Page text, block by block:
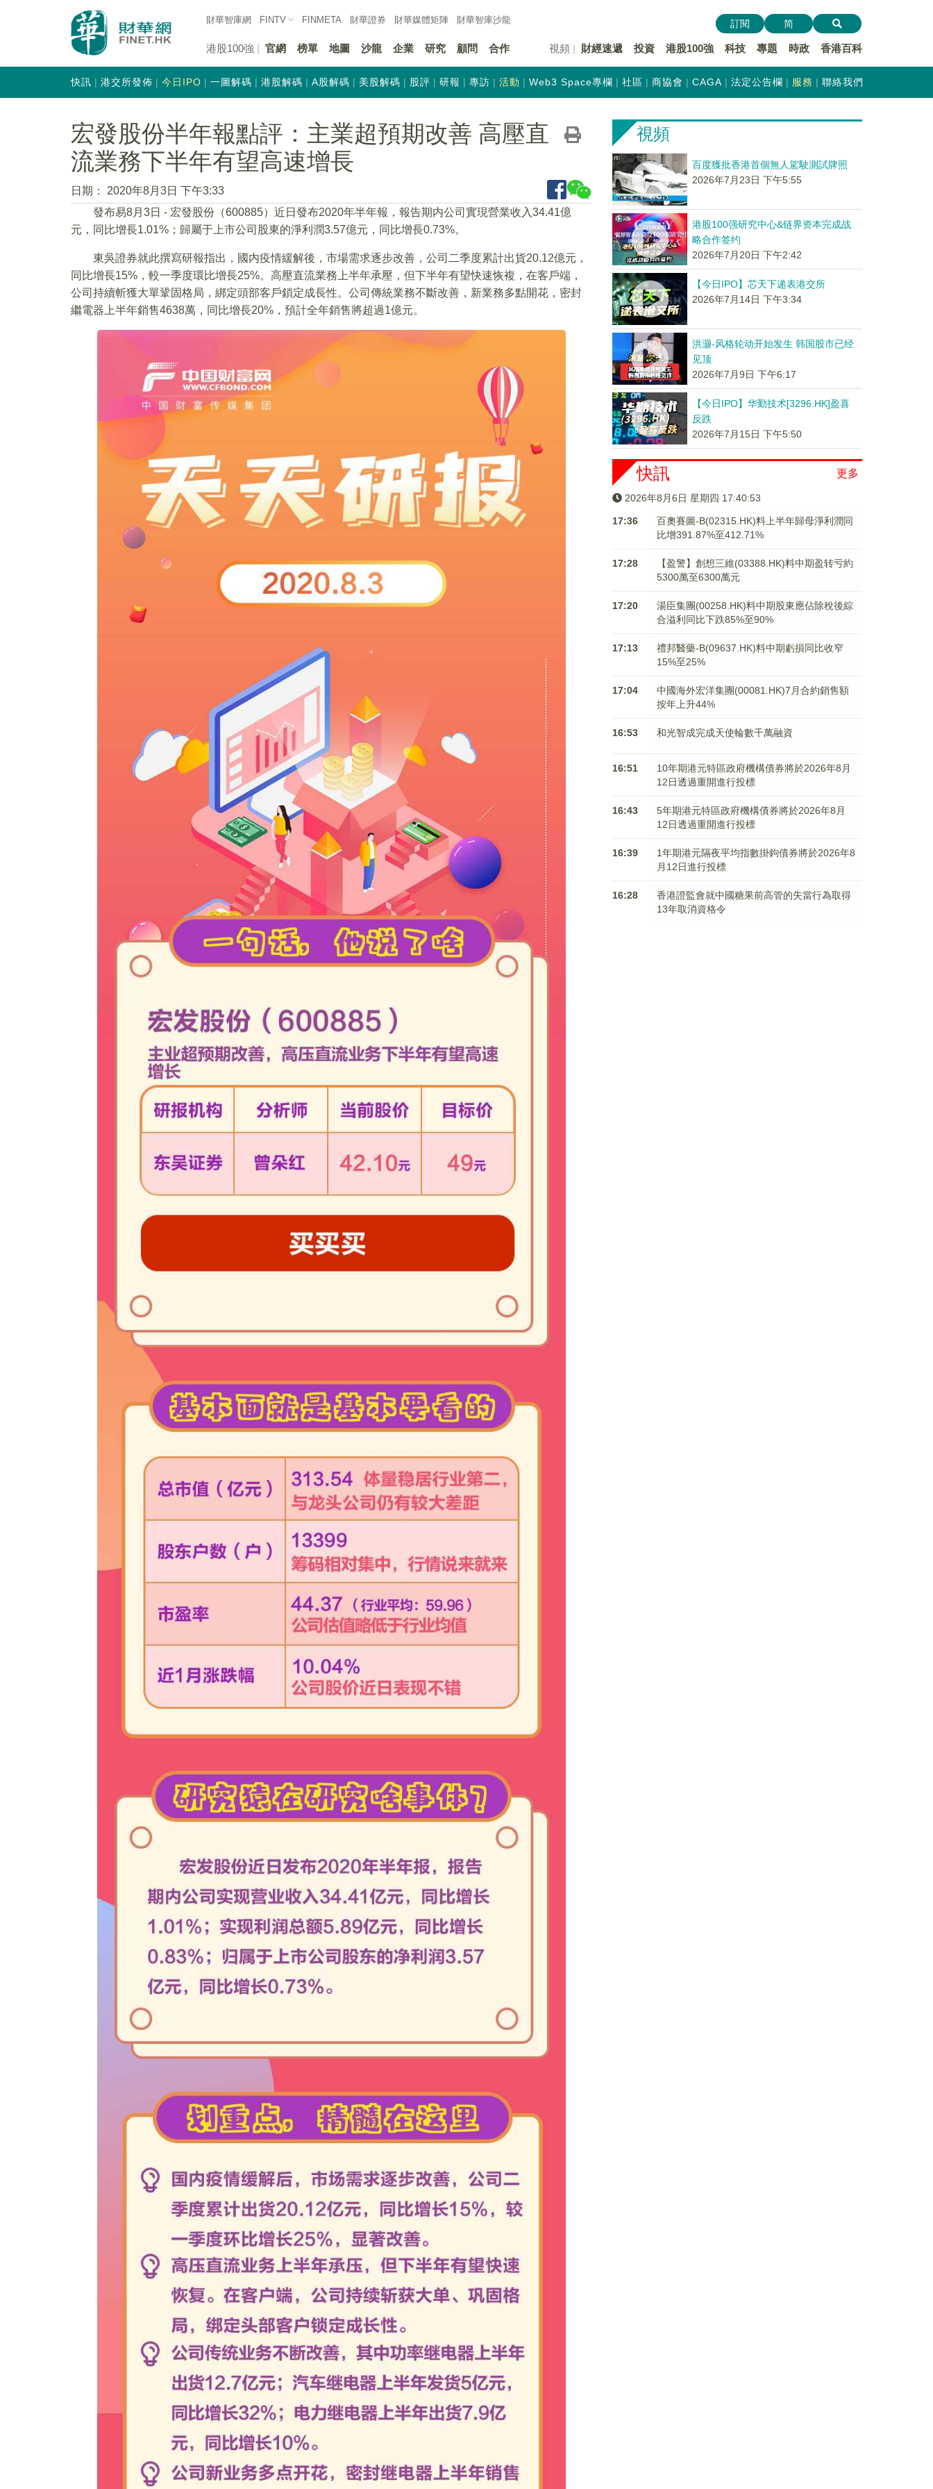
財華智庫網 FINTV FINMETA 財華證券 財華媒體矩陣 財華智庫沙龍
港股100強 官網 榜單 地圖 沙龍 企業 研究 顧問 合作 視頻 財經速遞 投資 港股100強 科技 專題 時政 香港百科
訂閱 简
快訊 港交所發佈 今日IPO 一圖解碼 港股解碼 A股解碼 美股解碼 股評 研報 專訪 活動 Web3 Space專欄 社區 商協會 CAGA 法定公告欄 服務 聯絡我們
宏發股份半年報點評：主業超預期改善 高壓直
流業務下半年有望高速增長
日期：
2020年8月3日 下午3:33
發布易8月3日 - 宏發股份（600885）近日發布2020年半年報，報告期内公司實現營業收入34.41億
元，同比增長1.01%；歸屬于上市公司股東的淨利潤3.57億元，同比增長0.73%。
東吳證券就此撰寫研報指出，國内疫情緩解後，市場需求逐步改善，公司二季度累計出貨20.12億元，
同比增長15%，較一季度環比增長25%。高壓直流業務上半年承壓，但下半年有望快速恢複，在客戶端，
公司持續斬獲大單鞏固格局，綁定頭部客戶鎖定成長性。公司傳統業務不斷改善，新業務多點開花，密封
繼電器上半年銷售4638萬，同比增長20%，預計全年銷售將超過1億元。
視頻
百度獲批香港首個無人駕駛測試牌照
2026年7月23日 下午5:55
港股100强研究中心&链界资本完成战
略合作签约
2026年7月20日 下午2:42
【今日IPO】芯天下递表港交所
2026年7月14日 下午3:34
洪灏-风格轮动开始发生 韩国股市已经
见顶
2026年7月9日 下午6:17
【今日IPO】华勤技术[3296.HK]盈喜
反跌
2026年7月15日 下午5:50
更多
快訊
2026年8月6日 星期四 17:40:54
17:36
百奧賽圖-B(02315.HK)料上半年歸母淨利潤同
比增391.87%至412.71%
17:28
【盈警】創想三維(03388.HK)料中期盈转亏約
5300萬至6300萬元
17:20
湯臣集團(00258.HK)料中期股東應佔除稅後綜
合溢利同比下跌85%至90%
17:13
禮邦醫藥-B(09637.HK)料中期虧損同比收窄
15%至25%
17:04
中國海外宏洋集團(00081.HK)7月合約銷售額
按年上升44%
16:53 和光智成完成天使輪數千萬融資
16:51
10年期港元特區政府機構債券將於2026年8月
12日透過重開進行投標
16:43
5年期港元特區政府機構債券將於2026年8月
12日透過重開進行投標
16:39
1年期港元隔夜平均指數掛鉤債券將於2026年8
月12日進行投標
16:28
香港證監會就中國糖果前高管的失當行為取得
13年取消資格令